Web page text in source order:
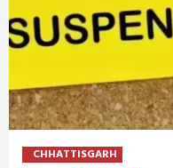
CHHATTISGARH